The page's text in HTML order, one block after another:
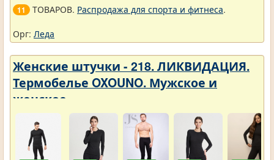
11 ТОВАРОВ. Распродажа для спорта и фитнеса.
Орг: Леда
Женские штучки - 218. ЛИКВИДАЦИЯ.
Термобелье OXOUNO. Мужское и
женское